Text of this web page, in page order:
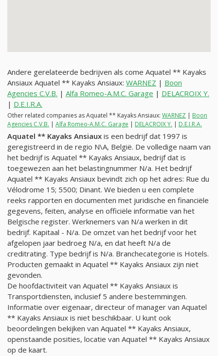
Andere gerelateerde bedrijven als come Aquatel ** Kayaks
Ansiaux Aquatel ** Kayaks Ansiaux: WARNEZ | Boon
Agencies C.V.B. | Alfa Romeo-A.M.C. Garage | DELACROIX Y.
| D.E.I.R.A.
Other related companies as Aquatel ** Kayaks Ansiaux: WARNEZ | Boon
Agencies C.V.B. | Alfa Romeo-A.M.C. Garage | DELACROIX Y. | D.E.I.R.A.
Aquatel ** Kayaks Ansiaux is een bedrijf dat 1997 is
geregistreerd in de regio N\A, België. De volledige naam van
het bedrijf is Aquatel ** Kayaks Ansiaux, bedrijf dat is
toegewezen aan het belastingnummer N/a. Het bedrijf
Aquatel ** Kayaks Ansiaux bevindt zich op het adres: Rue du
Vélodrome 15; 5500; Dinant. We bieden u een complete
reeks rapporten en documenten met juridische en financiële
gegevens, feiten, analyse en officiële informatie van het
Belgische register. Werknemers van N/a werken in dit
bedrijf. Kapitaal - N/a. De omzet van het bedrijf voor het
afgelopen jaar bedroeg N/a, en dat heeft N/a de
creditrating. Type bedrijf is N/a. Branchecategorie is Hotels.
Producten gemaakt in Aquatel ** Kayaks Ansiaux zijn niet
gevonden.
De hoofdactiviteit van Aquatel ** Kayaks Ansiaux is
Transportdiensten, inclusief 5 andere bestemmingen.
Informatie over eigenaar, directeur of manager van Aquatel
** Kayaks Ansiaux is niet beschikbaar. U kunt ook
beoordelingen bekijken van Aquatel ** Kayaks Ansiaux,
openstaande posities, locatie van Aquatel ** Kayaks Ansiaux
op de kaart.